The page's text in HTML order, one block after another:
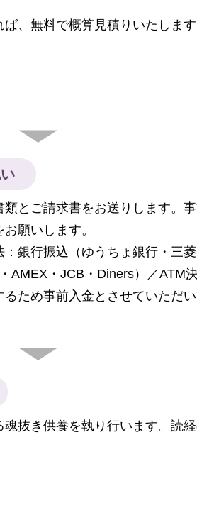
、無料で概算見積りいたしま
とご請求書をお送りします。
願いします。
：銀行振込（ゆうちょ銀行・三
AMEX・JCB・Diners）／ATM
ため事前入金とさせていただ
抜き供養を執り行います。読